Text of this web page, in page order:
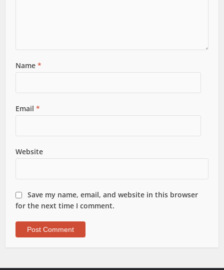
Name*
Email*
Website
Save my name, email, and website in this browser
for the next time I comment.